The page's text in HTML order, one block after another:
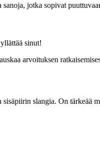
jotka sopivat
sinut!
arvoituksen
slangia. On tärkeää